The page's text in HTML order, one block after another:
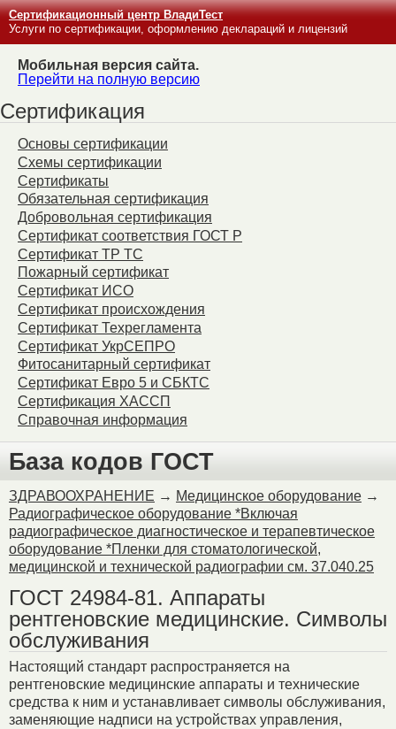
Сертификационный центр ВладиТест
Услуги по сертификации, оформлению деклараций и лицензий
Мобильная версия сайта.
Перейти на полную версию
Сертификация
Основы сертификации
Схемы сертификации
Сертификаты
Обязательная сертификация
Добровольная сертификация
Сертификат соответствия ГОСТ Р
Сертификат ТР ТС
Пожарный сертификат
Сертификат ИСО
Сертификат происхождения
Сертификат Техрегламента
Сертификат УкрСЕПРО
Фитосанитарный сертификат
Сертификат Евро 5 и СБКТС
Сертификация ХАССП
Справочная информация
База кодов ГОСТ
ЗДРАВООХРАНЕНИЕ → Медицинское оборудование →
Радиографическое оборудование *Включая
радиографическое диагностическое и терапевтическое
оборудование *Пленки для стоматологической,
медицинской и технической радиографии см. 37.040.25
ГОСТ 24984-81. Аппараты
рентгеновские медицинские. Символы
обслуживания
Настоящий стандарт распространяется на
рентгеновские медицинские аппараты и технические
средства к ним и устанавливает символы обслуживания,
заменяющие надписи на устройствах управления,